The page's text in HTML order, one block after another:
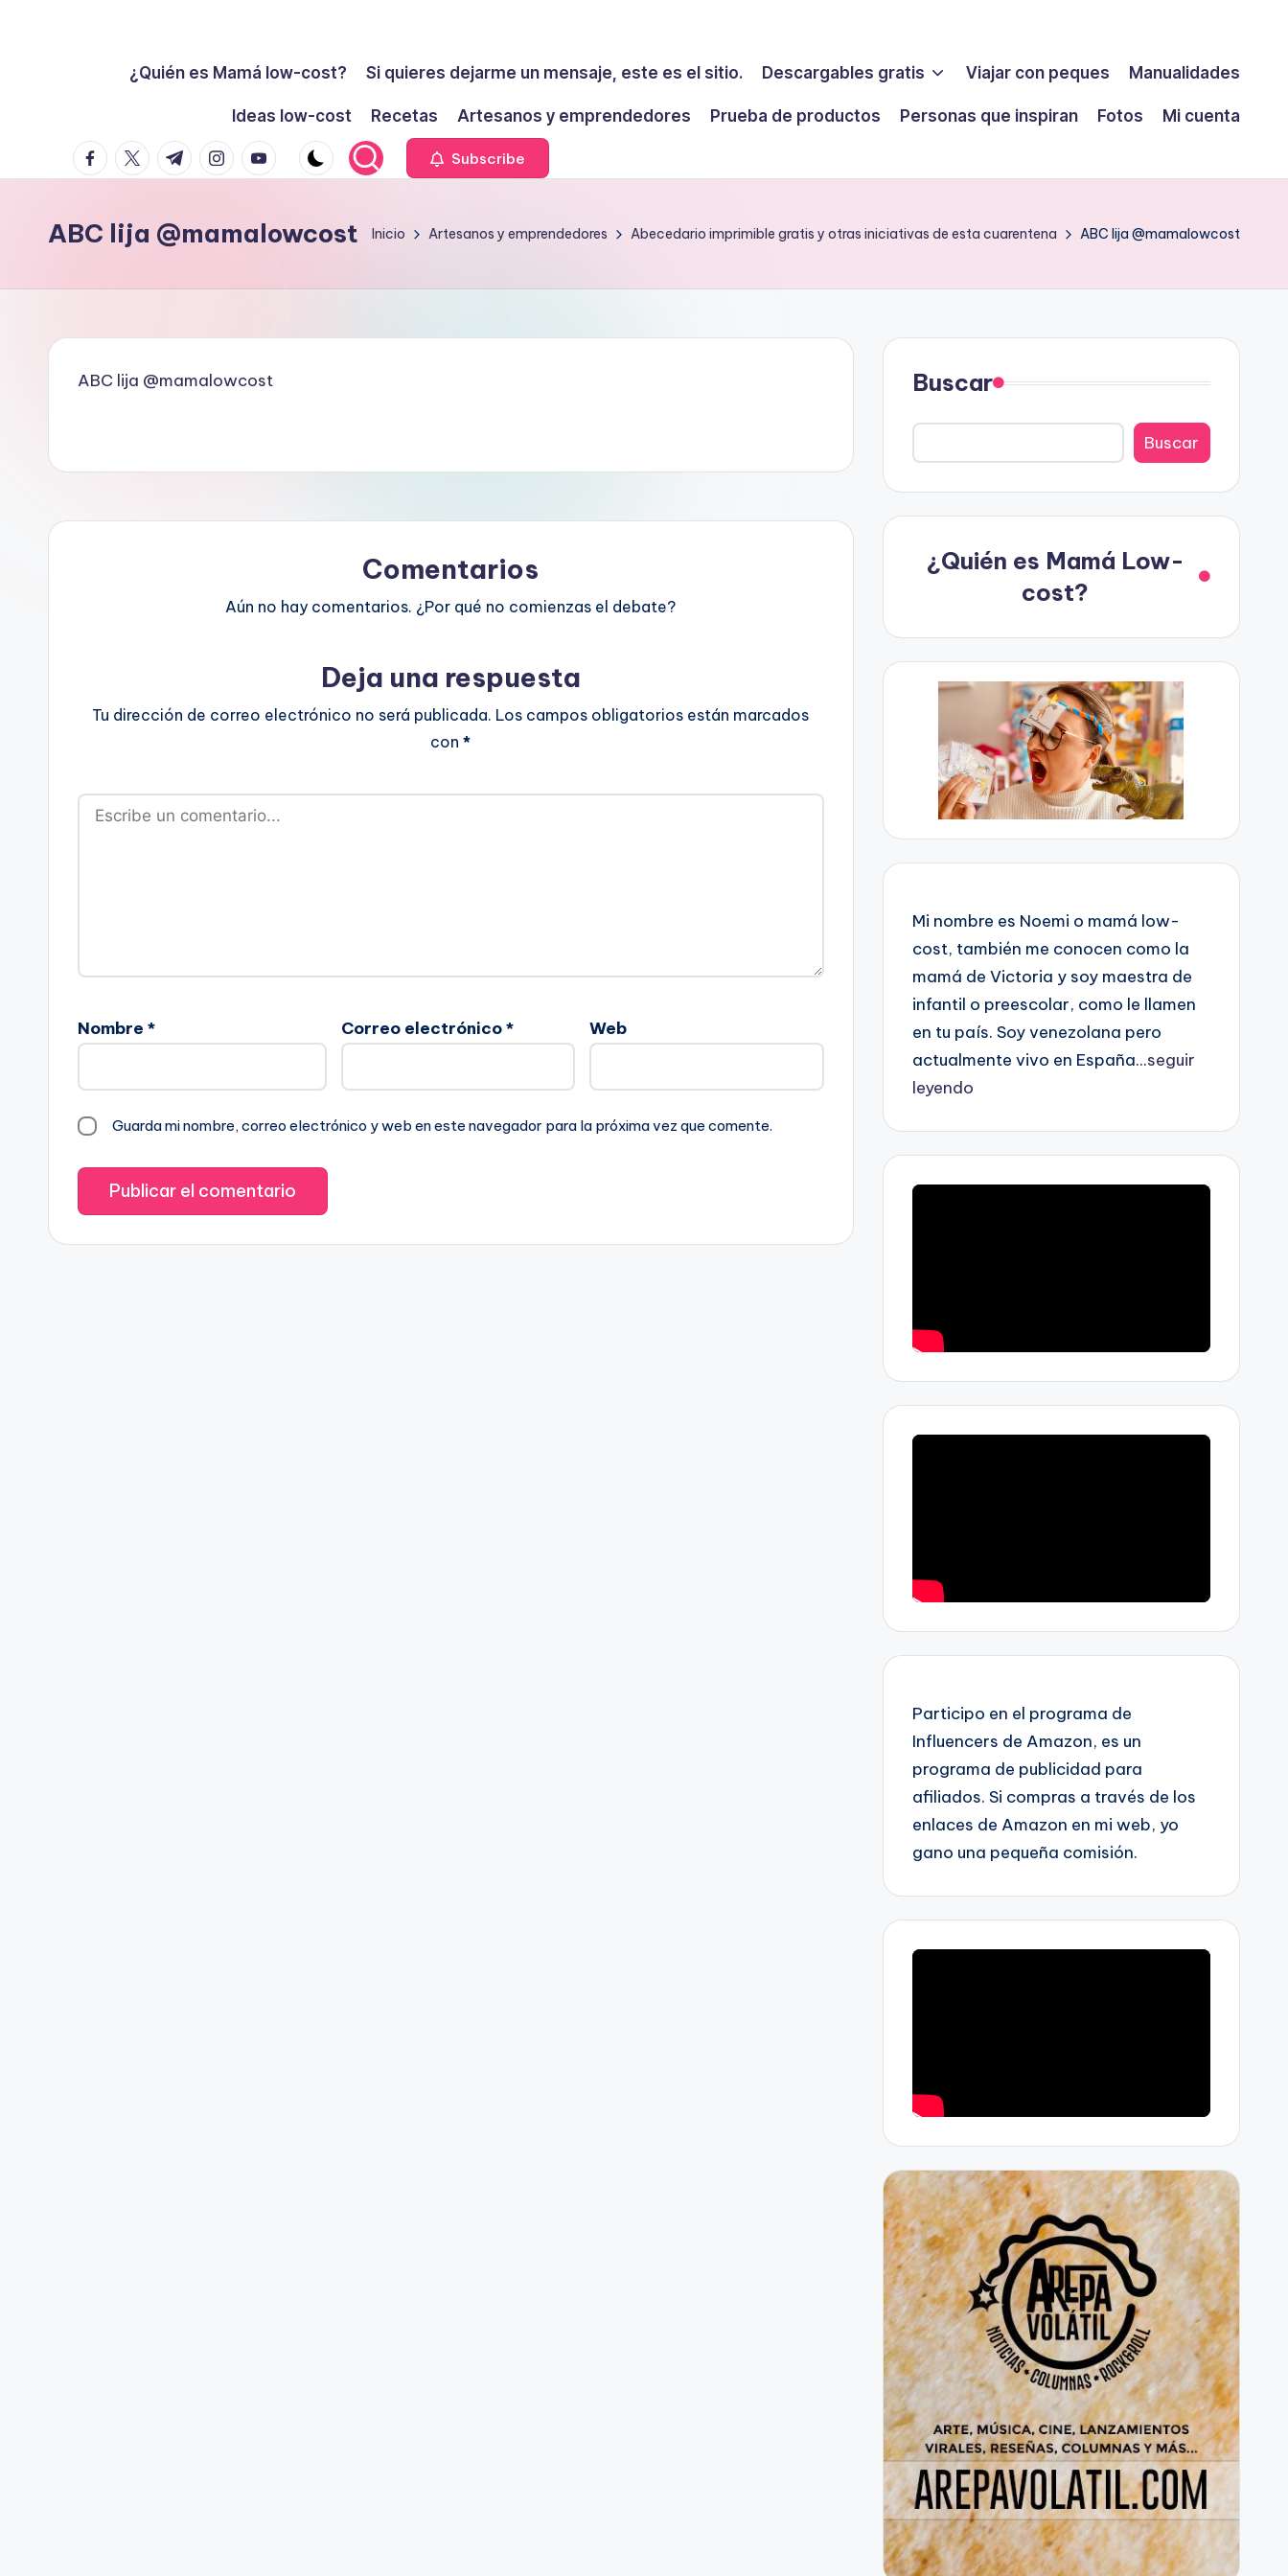
no
en
intento
¿Quién es Mamá low-cost? Si quieres dejarme un mensaje, este es el sitio. Descargables gratis Viajar con peques Manualidades
Ideas low-cost Recetas Artesanos y emprendedores Prueba de productos Personas que inspiran Fotos
Mi cuenta
facebook.com
twitter.com
t.me instagram.com
youtube.com Subscribe
ABC lija @mamalowcost Inicio Artesanos y emprendedores Abecedario imprimible gratis y otras iniciativas de esta cuarentena ABC lija @mamalowcost
ABC lija @mamalowcost
Comentarios
Aún no hay comentarios. ¿Por qué no comienzas el debate?
Deja una respuesta
Tu dirección de correo electrónico no será publicada. Los campos obligatorios están marcados
con*
Nombre * Correo electrónico* Web
Guarda mi nombre, correo electrónico y web en este navegador para la próxima vez que comente.
Buscar
Buscar
¿Quién es Mamá Low-
cost?
Mi nombre es Noemi o mamá low-
cost, también me conocen como la
mamá de Victoria y soy maestra de
infantil o preescolar, como le llamen
en tu país. Soy venezolana pero
actualmente vivo en España...seguir
leyendo
Participo en el programa de
Influencers de Amazon, es un
programa de publicidad para
afiliados. Si compras a través de los
enlaces de Amazon en mi web, yo
gano una pequeña comisión.